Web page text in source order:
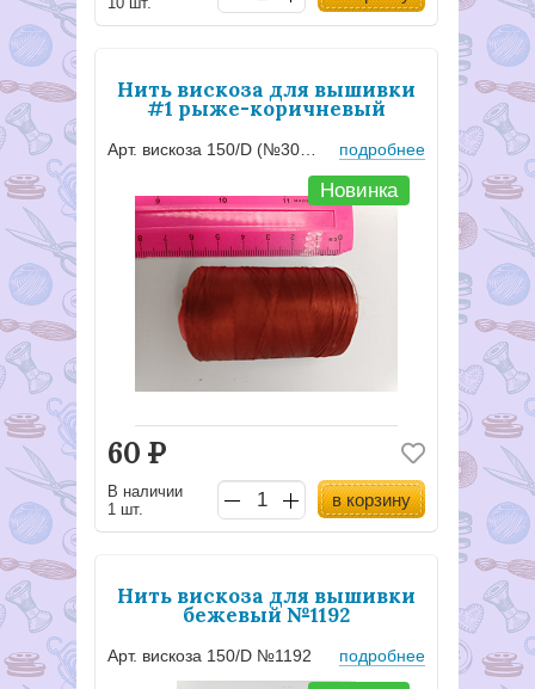
Нить вискоза для вышивки
#1 рыже-коричневый
подробнее
Новинка
60 Р
В наличии
1 шт.
в корзину
Нить вискоза для вышивки
бежевый №1192
Арт. вискоза 150/D №1192 подробнее